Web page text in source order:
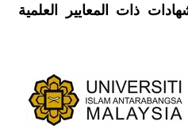
ذات المعايير العلمية